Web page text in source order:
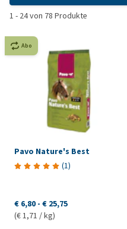
1 - 24von 78 Produkte
Abo
Pavo Nature's Best
(1)
€ 6,80 - € 25,75
(€ 1,71 / kg)